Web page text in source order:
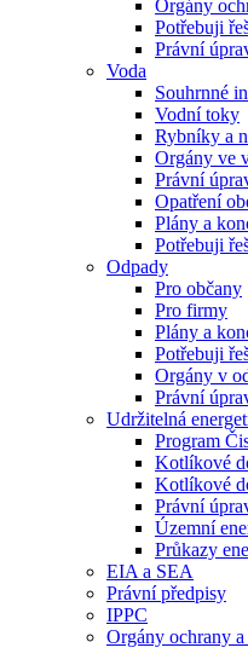
Orgány
Potřebuji
Právní
Voda
Souhrnné
Vodní toky
Rybníky a
Orgány ve
Právní
Opatření
Plány a
Potřebuji
Odpady
Pro občany
Pro firmy
Plány a
Potřebuji
Orgány v
Právní
Udržitelná
Program
Kotlíkové
Kotlíkové
Právní
Územní
Průkazy
EIA a SEA
Právní předpisy
IPPC
Orgány ochrany